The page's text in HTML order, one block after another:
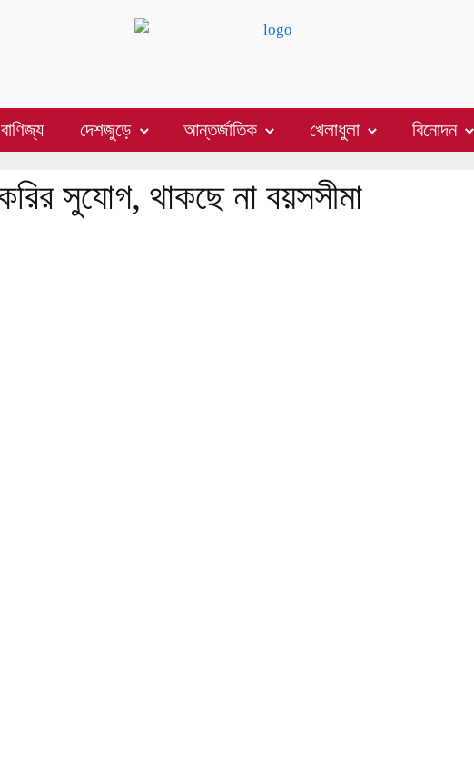
দেশজুড়ে আন্তর্জাতিক খেলাধুলা বিনোদন
সুযোগ, থাকছে না বয়সসীমা